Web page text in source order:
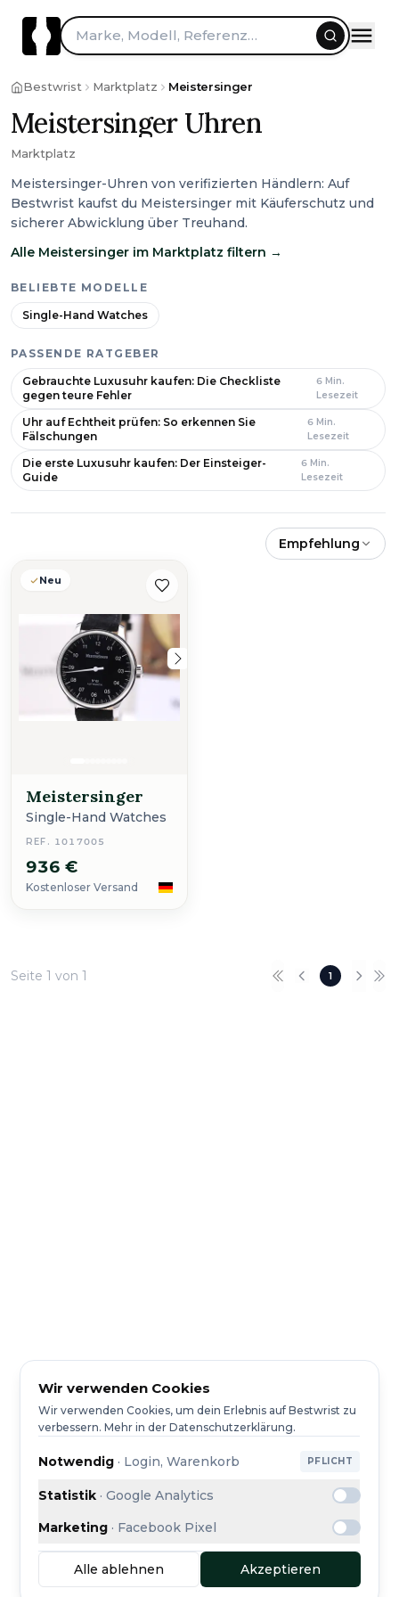
Marke, Modell, Referenz…
Bestwrist Marktplatz Meistersinger
Meistersinger Uhren
Marktplatz
Meistersinger-Uhren von verifizierten Händlern: Auf
Bestwrist kaufst du Meistersinger mit Käuferschutz und
sicherer Abwicklung über Treuhand.
Alle Meistersinger im Marktplatz filtern →
BELIEBTE MODELLE
Single-Hand Watches
PASSENDE RATGEBER
Gebrauchte Luxusuhr kaufen: Die Checkliste
gegen teure Fehler
6 Min.
Lesezeit
Uhr auf Echtheit prüfen: So erkennen Sie
Fälschungen
6 Min.
Lesezeit
Die erste Luxusuhr kaufen: Der Einsteiger-
Guide
6 Min.
Lesezeit
Empfehlung
Neu
Meistersinger
Single-Hand Watches
REF. 1017005
936 €
Kostenloser Versand
Seite 1 von 1 1
Wir verwenden Cookies
Wir verwenden Cookies, um dein Erlebnis auf Bestwrist zu
verbessern. Mehr in der Datenschutzerklärung.
Notwendig · Login, Warenkorb PFLICHT
Statistik ·Google Analytics
Marketing · Facebook Pixel
Alle ablehnen Akzeptieren